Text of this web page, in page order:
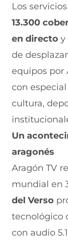
Los
13.300
en directo y
de
equipos por
con
cultura,
Un
aragonés
Aragón TV
mundial en
del Verso
tecnológico
con audio